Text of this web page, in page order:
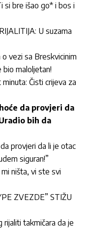
si bre išao go* i bos i
U suzama
o vezi sa Breskvicinim
bio maloljetan!
Čisti crijeva za
da provjeri da
bih da
provjeri da li je otac
siguran!”
ništa, vi ste svi
ZVEZDE” STIŽU
takmičara da je